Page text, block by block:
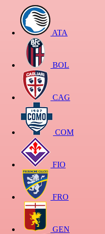
ATA
BOL
CAG
COM
FIO
FRO
GEN